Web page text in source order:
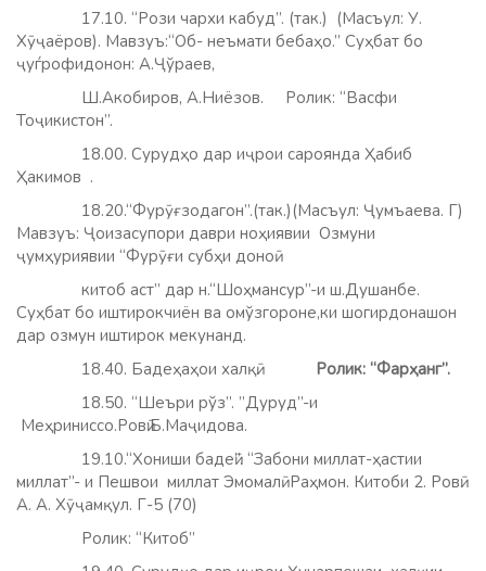
17.10. “Рози чархи кабуд”. (так.) (Масъул: У.
Хӯҷаёров). Мавзуъ:“Об- неъмати бебаҳо.” Суҳбат бо
ҷуѓрофидонон: А.Ҷўраев,
Ш.Акобиров, А.Ниёзов.
Ролик: “Васфи
Тоҷикистон”.
18.00. Сурудҳо дар иҷрои сароянда Ҳабиб
Ҳакимов .
18.20.“Фурӯғзодагон”.(так.)(Масъул: Ҷумъаева. Г)
Мавзуъ: Ҷоизасупори даври ноҳиявии Озмуни
ҷумҳуриявии “Фурӯғи субҳи доноӣ
китоб аст” дар н.“Шоҳмансур”-и ш.Душанбе.
Суҳбат бо иштирокчиён ва омўзгороне,ки шогирдонашон
дар озмун иштирок мекунанд.
18.40. Бадеҳаҳои халқӣ. Ролик: “Фарҳанг”.
18.50. “Шеъри рўз”. ”Дуруд”-и
Меҳриниссо.Ровӣ:Б.Маҷидова.
19.10.“Хониши бадеӣ”. “Забони миллат-ҳастии
миллат”- и Пешвои миллат Эмомалӣ Раҳмон. Китоби 2. Ровӣ:
А. А. Хӯҷамқул. Г-5 (70)
Ролик: “Китоб”